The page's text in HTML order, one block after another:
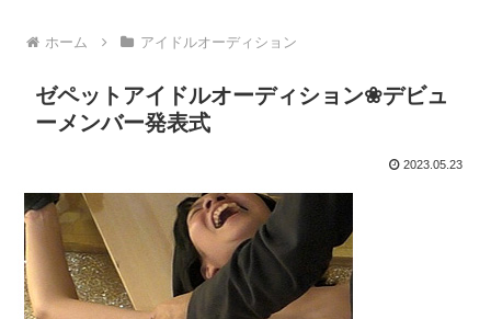
ホーム アイドルオーディション
ゼペットアイドルオーディション❀デビュ
ーメンバー発表式
2023.05.23